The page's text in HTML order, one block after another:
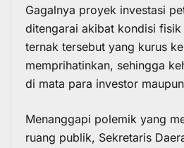
Gagalnya proyek investasi
ditengarai akibat kondisi
ternak tersebut yang kurus
memprihatinkan, sehingga
di mata para investor
Menanggapi polemik yang
ruang publik, Sekretaris